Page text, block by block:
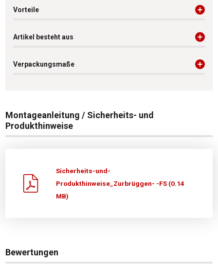
Vorteile
Artikel besteht aus
Verpackungsmaße
Montageanleitung / Sicherheits- und
Produkthinweise
Sicherheits-und-
Produkthinweise_Zurbrüggen- -FS (0.14
MB)
Bewertungen